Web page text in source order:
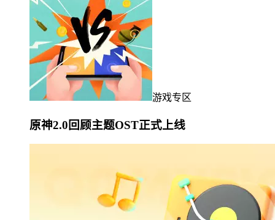
游戏专区
原神2.0回顾主题OST正式上线